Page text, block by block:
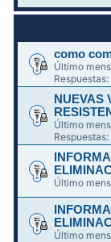
como
Último
Respuestas:
NUEVAS
Último
Respuestas:
Último
Último